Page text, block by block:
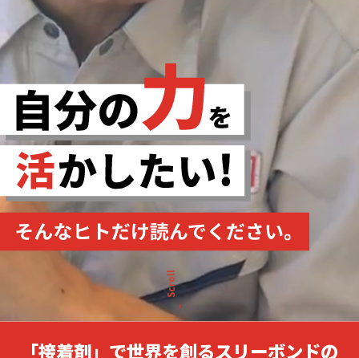
Scroll
「接着剤」で世界を創るスリーボンドの